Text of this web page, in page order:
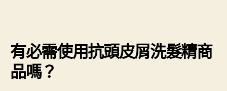
有必需使用抗頭皮屑洗髮精商
品嗎？